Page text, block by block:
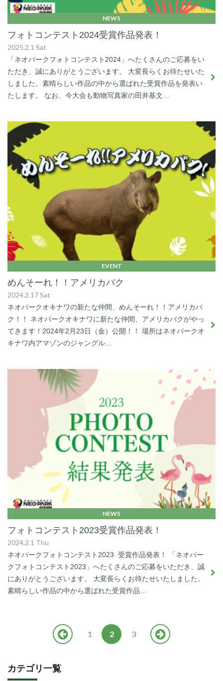
NEWS
フォトコンテスト2024受賞作品発表！
2025.2.1 Sat
「ネオパークフォトコンテスト2024」へたくさんのご応募をい
ただき、誠にありがとうございます。 大変長らくお待たせいた
しました。素晴らしい作品の中から選ばれた受賞作品を発表い
たします。 なお、今大会も動物写真家の田井基文…
EVENT
めんそーれ！！アメリカバク
2024.2.17 Sat
ネオパークオキナワの新たな仲間、めんそーれ！！アメリカバ
ク！！ ネオパークオキナワに新たな仲間、アメリカバクがやっ
てきます！2024年2月23日（金）公開！！ 場所はネオパークオ
キナワ内アマゾンのジャングル…
NEWS
フォトコンテスト2023受賞作品発表！
2024.2.1 Thu
ネオパークフォトコンテスト2023 受賞作品発表！ 「ネオパー
クフォトコンテスト2023」へたくさんのご応募をいただき、誠
にありがとうございます。 大変長らくお待たせいたしました。
素晴らしい作品の中から選ばれた受賞作品…
1 2 3
カテゴリ一覧